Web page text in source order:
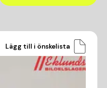
Lägg till i önskelista